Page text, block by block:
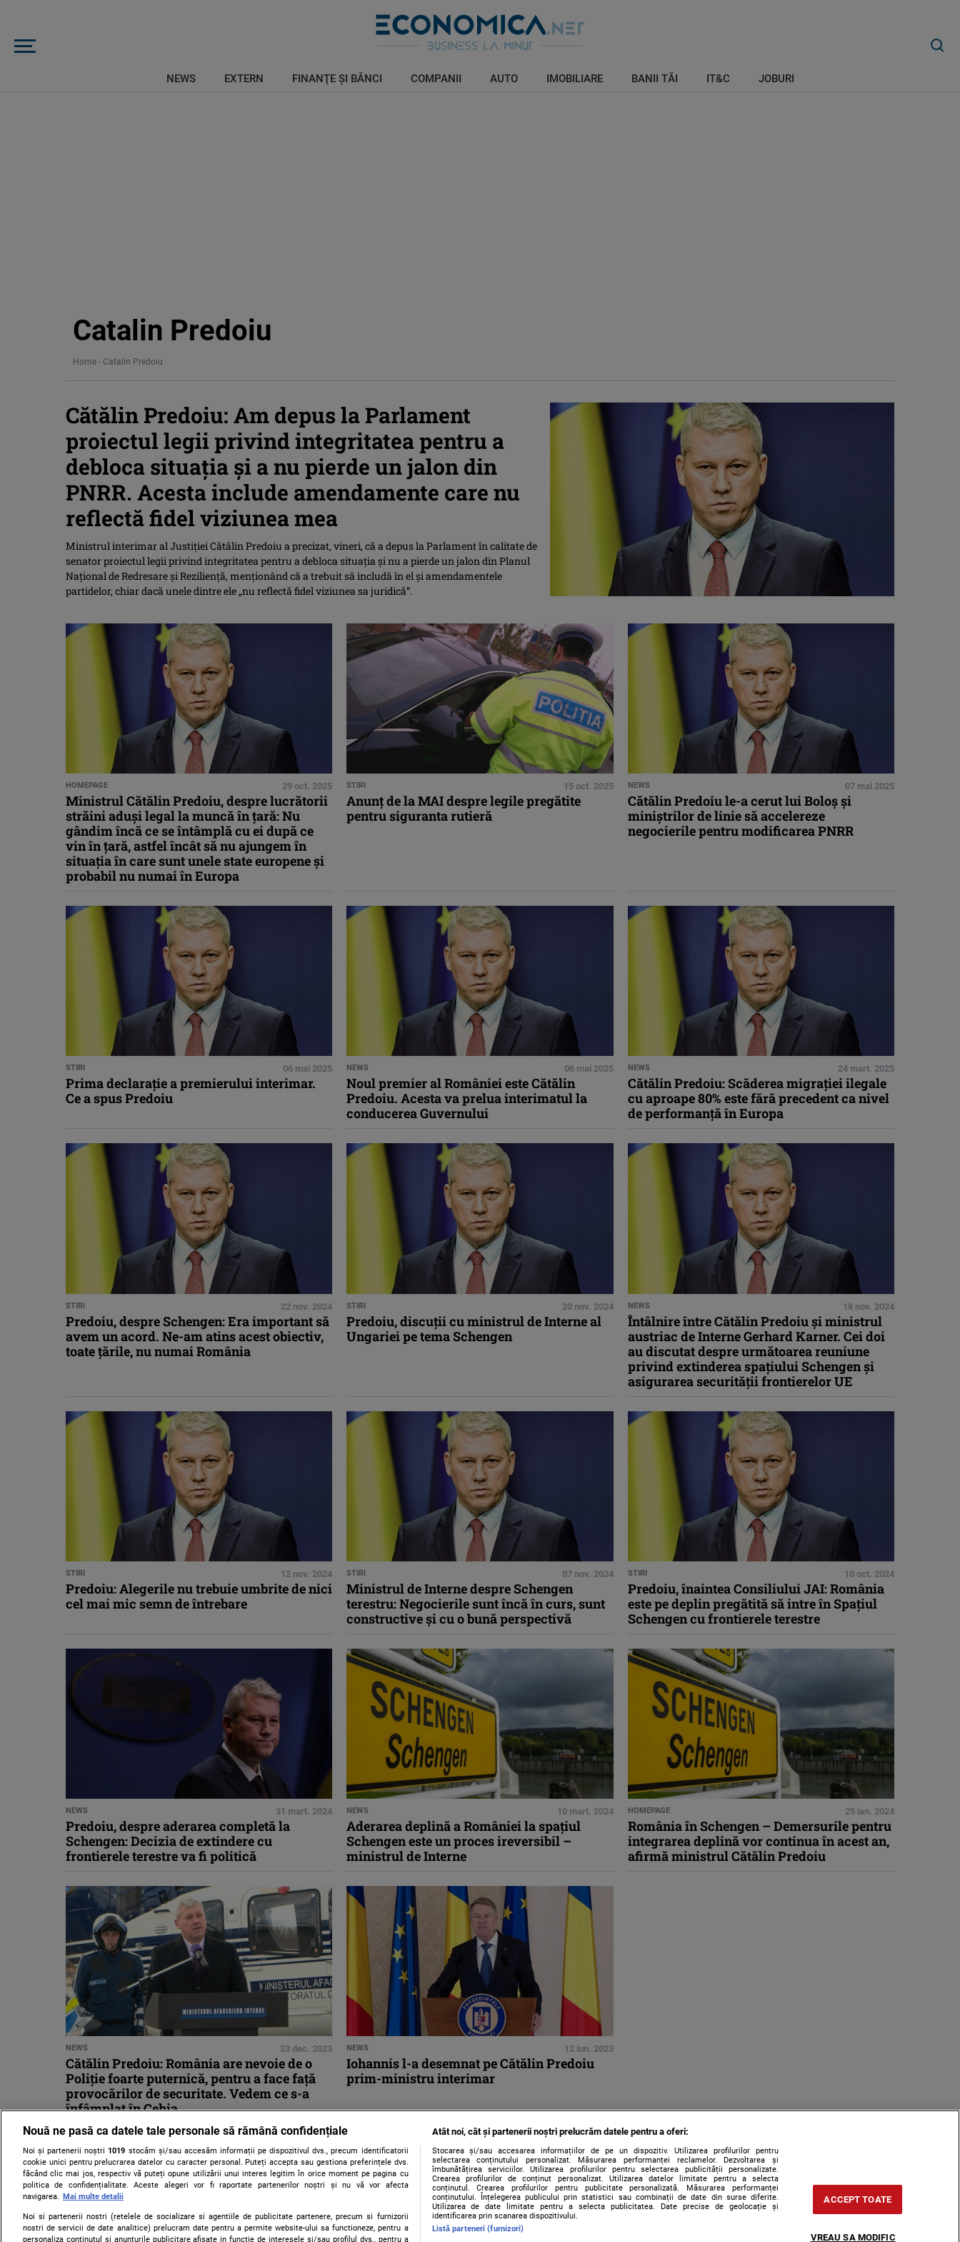
NEWS EXTERN FINANŢE ŞI BĂNCI COMPANII AUTO IMOBILIARE BANII TĂI IT&C JOBURI
Catalin Predoiu
Home - Catalin Predoiu
Cătălin Predoiu: Am depus la Parlament
proiectul legii privind integritatea pentru a
debloca situația și a nu pierde un jalon din
PNRR. Acesta include amendamente care nu
reflectă fidel viziunea mea
Ministrul interimar al Justiţiei Cătălin Predoiu a precizat, vineri, că a depus la Parlament în calitate de
senator proiectul legii privind integritatea pentru a debloca situaţia şi nu a pierde un jalon din Planul
Naţional de Redresare şi Rezilienţă, menţionând că a trebuit să includă în el şi amendamentele
partidelor, chiar dacă unele dintre ele „nu reflectă fidel viziunea sa juridică”.
HOMEPAGE 29 oct. 2025
Ministrul Cătălin Predoiu, despre lucrătorii
străini aduşi legal la muncă în ţară: Nu
gândim încă ce se întâmplă cu ei după ce
vin în țară, astfel încât să nu ajungem în
situația în care sunt unele state europene și
probabil nu numai în Europa
STIRI 15 oct. 2025
Anunţ de la MAI despre legile pregătite
pentru siguranta rutieră
NEWS 07 mai 2025
Cătălin Predoiu le-a cerut lui Boloș și
miniștrilor de linie să accelereze
negocierile pentru modificarea PNRR
STIRI 06 mai 2025
Prima declaraţie a premierului interimar.
Ce a spus Predoiu
NEWS 06 mai 2025
Noul premier al României este Cătălin
Predoiu. Acesta va prelua interimatul la
conducerea Guvernului
NEWS 24 mart. 2025
Cătălin Predoiu: Scăderea migraţiei ilegale
cu aproape 80% este fără precedent ca nivel
de performanţă în Europa
STIRI 22 nov. 2024
Predoiu, despre Schengen: Era important să
avem un acord. Ne-am atins acest obiectiv,
toate ţările, nu numai România
STIRI 20 nov. 2024
Predoiu, discuţii cu ministrul de Interne al
Ungariei pe tema Schengen
NEWS 18 nov. 2024
Întâlnire între Cătălin Predoiu și ministrul
austriac de Interne Gerhard Karner. Cei doi
au discutat despre următoarea reuniune
privind extinderea spațiului Schengen și
asigurarea securității frontierelor UE
STIRI 12 nov. 2024
Predoiu: Alegerile nu trebuie umbrite de nici
cel mai mic semn de întrebare
STIRI 07 nov. 2024
Ministrul de Interne despre Schengen
terestru: Negocierile sunt încă în curs, sunt
constructive şi cu o bună perspectivă
STIRI 10 oct. 2024
Predoiu, înaintea Consiliului JAI: România
este pe deplin pregătită să intre în Spaţiul
Schengen cu frontierele terestre
NEWS 31 mart. 2024
Predoiu, despre aderarea completă la
Schengen: Decizia de extindere cu
frontierele terestre va fi politică
NEWS 10 mart. 2024
Aderarea deplină a României la spaţiul
Schengen este un proces ireversibil –
ministrul de Interne
HOMEPAGE 25 ian. 2024
România în Schengen – Demersurile pentru
integrarea deplină vor continua în acest an,
afirmă ministrul Cătălin Predoiu
NEWS 23 dec. 2023
Cătălin Predoiu: România are nevoie de o
Poliție foarte puternică, pentru a face faţă
provocărilor de securitate. Vedem ce s-a
înfâmplat în Cehia
NEWS 12 iun. 2023
Iohannis l-a desemnat pe Cătălin Predoiu
prim-ministru interimar
Nouă ne pasă ca datele tale personale să rămână confidențiale
Noi și partenerii noștri1019 stocăm și/sau accesăm informații pe dispozitivul dvs., precum identificatorii
cookie unici pentru prelucrarea datelor cu caracter personal. Puteți accepta sau gestiona preferințele dvs.
făcând clic mai jos, respectiv vă puteți opune utilizării unui interes legitim în orice moment pe pagina cu
politica de confidențialitate. Aceste alegeri vor fi raportate partenerilor noștri și nu vă vor afecta
navigarea.
Mai multe detalii
Noi si partenerii nostri (retelele de socializare si agentiile de publicitate partenere, precum si furnizorii
nostri de servicii de date analitice) prelucram date pentru a permite website-ului sa functioneze, pentru a
personaliza continutul si anunturile publicitare afisate in functie de interesele si/sau profilul dvs., pentru a
Atât noi, cât și partenerii noștri prelucrăm datele pentru a oferi:
Stocarea și/sau accesarea informațiilor de pe un dispozitiv. Utilizarea profilurilor pentru
selectarea conținutului personalizat. Măsurarea performanței reclamelor. Dezvoltarea și
îmbunătățirea serviciilor. Utilizarea profilurilor pentru selectarea publicității personalizate.
Crearea profilurilor de conținut personalizat. Utilizarea datelor limitate pentru a selecta
conținutul. Crearea profilurilor pentru publicitate personalizată. Măsurarea performanței
conținutului. Înțelegerea publicului prin statistici sau combinații de date din surse diferite.
Utilizarea de date limitate pentru a selecta publicitatea. Date precise de geolocație și
identificarea prin scanarea dispozitivului.
Listă parteneri (furnizori)
ACCEPT TOATE
VREAU SA MODIFIC